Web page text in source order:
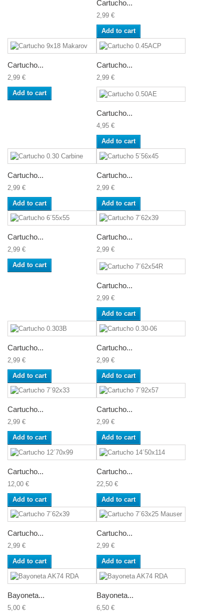
Cartucho...
2,99 €
Add to cart
Cartucho...
2,99 €
Add to cart
Cartucho...
2,99 €
Cartucho...
4,95 €
Add to cart
Cartucho...
2,99 €
Add to cart
Cartucho...
2,99 €
Add to cart
Cartucho...
2,99 €
Add to cart
Cartucho...
2,99 €
Cartucho...
2,99 €
Add to cart
Cartucho...
2,99 €
Add to cart
Cartucho...
2,99 €
Add to cart
Cartucho...
2,99 €
Add to cart
Cartucho...
2,99 €
Add to cart
Cartucho...
12,00 €
Add to cart
Cartucho...
22,50 €
Add to cart
Cartucho...
2,99 €
Add to cart
Cartucho...
2,99 €
Add to cart
Bayoneta...
5,00 €
Bayoneta...
6,50 €